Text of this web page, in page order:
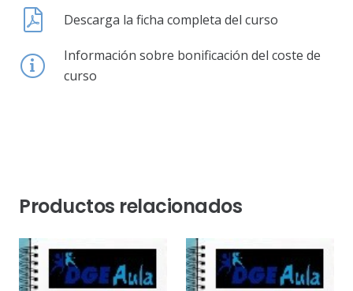
Descarga la ficha completa del curso
Información sobre bonificación del coste de
curso
Productos relacionados